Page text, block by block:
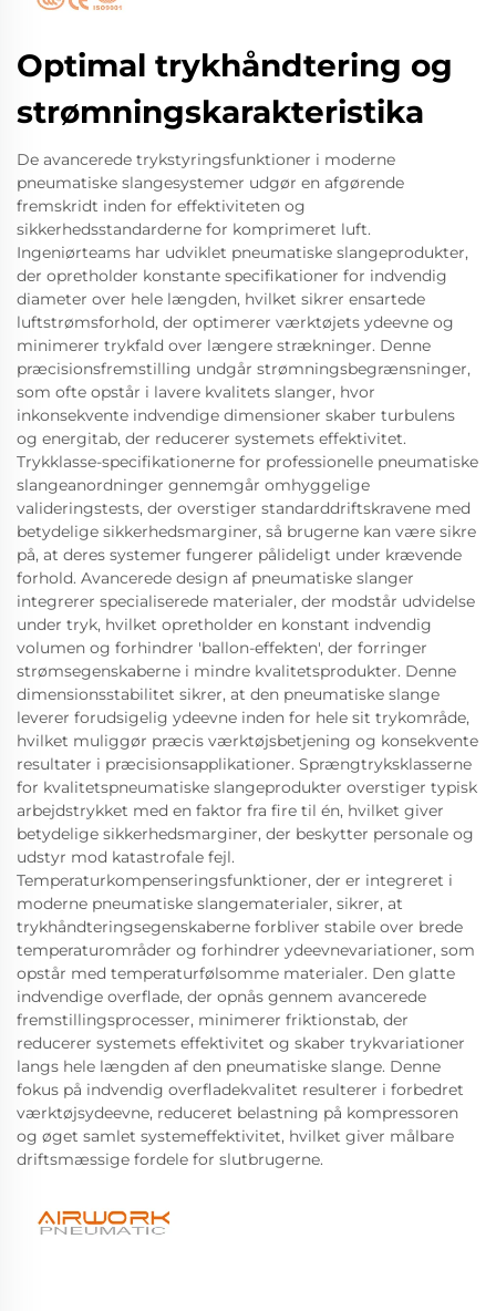
Optimal trykhåndtering og
strømningskarakteristika
De avancerede trykstyringsfunktioner i moderne
pneumatiske slangesystemer udgør en afgørende
fremskridt inden for effektiviteten og
sikkerhedsstandarderne for komprimeret luft.
Ingeniørteams har udviklet pneumatiske slangeprodukter,
der opretholder konstante specifikationer for indvendig
diameter over hele længden, hvilket sikrer ensartede
luftstrømsforhold, der optimerer værktøjets ydeevne og
minimerer trykfald over længere strækninger. Denne
præcisionsfremstilling undgår strømningsbegrænsninger,
som ofte opstår i lavere kvalitets slanger, hvor
inkonsekvente indvendige dimensioner skaber turbulens
og energitab, der reducerer systemets effektivitet.
Trykklasse-specifikationerne for professionelle pneumatiske
slangeanordninger gennemgår omhyggelige
valideringstests, der overstiger standarddriftskravene med
betydelige sikkerhedsmarginer, så brugerne kan være sikre
på, at deres systemer fungerer pålideligt under krævende
forhold. Avancerede design af pneumatiske slanger
integrerer specialiserede materialer, der modstår udvidelse
under tryk, hvilket opretholder en konstant indvendig
volumen og forhindrer 'ballon-effekten', der forringer
strømsegenskaberne i mindre kvalitetsprodukter. Denne
dimensionsstabilitet sikrer, at den pneumatiske slange
leverer forudsigelig ydeevne inden for hele sit trykområde,
hvilket muliggør præcis værktøjsbetjening og konsekvente
resultater i præcisionsapplikationer. Sprængtryksklasserne
for kvalitetspneumatiske slangeprodukter overstiger typisk
arbejdstrykket med en faktor fra fire til én, hvilket giver
betydelige sikkerhedsmarginer, der beskytter personale og
udstyr mod katastrofale fejl.
Temperaturkompenseringsfunktioner, der er integreret i
moderne pneumatiske slangematerialer, sikrer, at
trykhåndteringsegenskaberne forbliver stabile over brede
temperaturområder og forhindrer ydeevnevariationer, som
opstår med temperaturfølsomme materialer. Den glatte
indvendige overflade, der opnås gennem avancerede
fremstillingsprocesser, minimerer friktionstab, der
reducerer systemets effektivitet og skaber trykvariationer
langs hele længden af den pneumatiske slange. Denne
fokus på indvendig overfladekvalitet resulterer i forbedret
værktøjsydeevne, reduceret belastning på kompressoren
og øget samlet systemeffektivitet, hvilket giver målbare
driftsmæssige fordele for slutbrugerne.